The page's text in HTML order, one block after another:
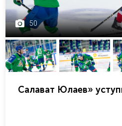
50
Салават Юлаев»